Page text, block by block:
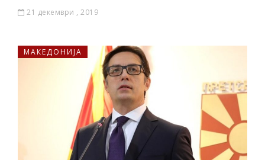
21 декември , 2019
МАКЕДОНИЈА